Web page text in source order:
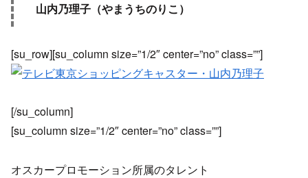
山内乃理子（やまうちのりこ）
[su_row][su_column size=”1/2″ center=”no” class=””]
[/su_column]
[su_column size=”1/2″ center=”no” class=””]
オスカープロモーション所属のタレント